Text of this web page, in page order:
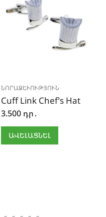
ՆՈՐԱՁԵՒՈՒԹՅՈՒՆ
Cuff Link Chef’s Hat
3.500 դր․
ԱՎԵԼԱՑՆԵԼ